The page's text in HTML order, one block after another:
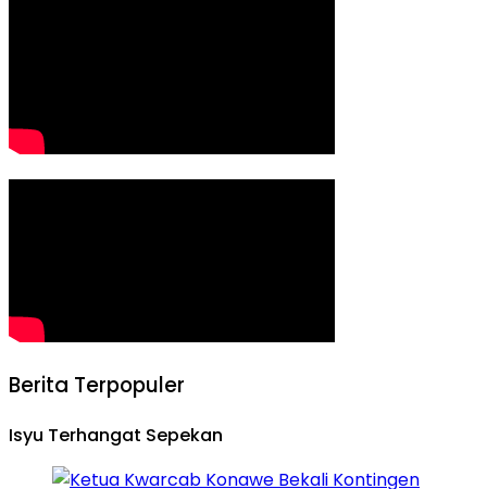
Berita Terpopuler
Isyu Terhangat Sepekan